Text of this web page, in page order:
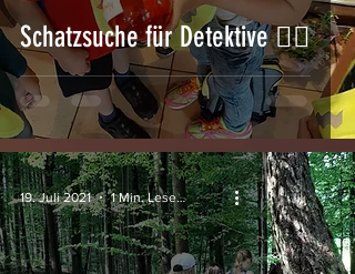
Schatzsuche für Detektive 🕵️‍♂️
19. Juli 2021 1 Min. Lesezeit